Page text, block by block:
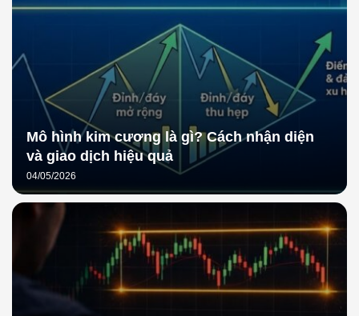
Mô hình kim cương là gì? Cách nhận diện
và giao dịch hiệu quả
04/05/2026